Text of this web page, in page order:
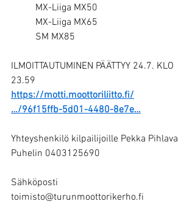
MX-Liiga MX50
MX-Liiga MX65
SM MX85
ILMOITTAUTUMINEN PÄÄTTYY 24.7. KLO
23.59
https://motti.moottoriliitto.fi/
…/96f15ffb-5d01-4480-8e7e…
Yhteyshenkilö kilpailijoille Pekka Pihlava
Puhelin 0403125690
Sähköposti
toimisto@turunmoottorikerho.fi